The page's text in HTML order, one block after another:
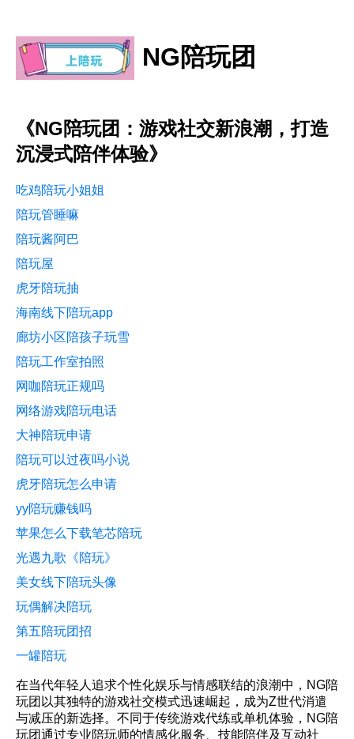
NG陪玩团
《NG陪玩团：游戏社交新浪潮，打造
沉浸式陪伴体验》
吃鸡陪玩小姐姐
陪玩管睡嘛
陪玩酱阿巴
陪玩屋
虎牙陪玩抽
海南线下陪玩app
廊坊小区陪孩子玩雪
陪玩工作室拍照
网咖陪玩正规吗
网络游戏陪玩电话
大神陪玩申请
陪玩可以过夜吗小说
虎牙陪玩怎么申请
yy陪玩赚钱吗
苹果怎么下载笔芯陪玩
光遇九歌《陪玩》
美女线下陪玩头像
玩偶解决陪玩
第五陪玩团招
一罐陪玩
在当代年轻人追求个性化娱乐与情感联结的浪潮中，NG陪
玩团以其独特的游戏社交模式迅速崛起，成为Z世代消遣
与减压的新选择。不同于传统游戏代练或单机体验，NG陪
玩团通过专业陪玩师的情感化服务、技能陪伴及互动社